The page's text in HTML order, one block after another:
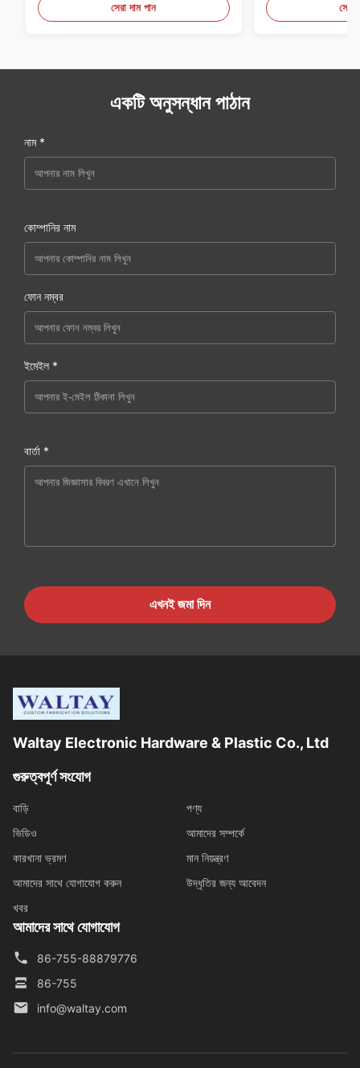
সেরা দাম পান সেরা
একটি অনুসন্ধান পাঠান
নাম *
কোম্পানির নাম
ফোন নম্বর
ইমেইল *
বার্তা *
এখনই জমা দিন
Waltay Electronic Hardware & Plastic Co., Ltd
গুরুত্বপূর্ণ সংযোগ
বাড়ি
পণ্য
ভিডিও
আমাদের সম্পর্কে
কারখানা ভ্রমণ
মান নিয়ন্ত্রণ
আমাদের সাথে যোগাযোগ করুন
উদ্ধৃতির জন্য আবেদন
খবর
আমাদের সাথে যোগাযোগ
86-755-88879776
86-755
info@waltay.com